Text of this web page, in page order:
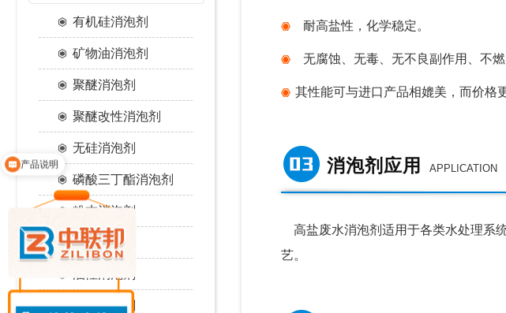
有机硅消泡剂
矿物油消泡剂
聚醚消泡剂
聚醚改性消泡剂
无硅消泡剂
磷酸三丁酯消泡剂
粉末消泡剂
水性消泡剂
油性消泡剂
醇类消泡剂
耐高盐性，化学稳定。
无腐蚀、无毒、无不良副作用、不
其性能可与进口产品相媲美，而价格
消泡剂应用 APPLICATION
高盐废水消泡剂 适用于各类水处理系
艺。
领取免费样品